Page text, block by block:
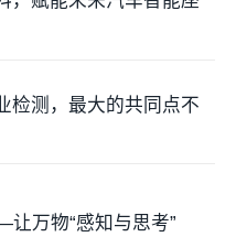
检测，最大的共同点不
万物“感知与思考”